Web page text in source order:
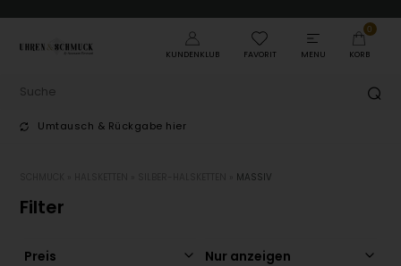
KUNDENKLUB FAVORIT MENU
0
KORB
Umtausch & Rückgabe hier
MASSIV
Filter
Preis Nur anzeigen